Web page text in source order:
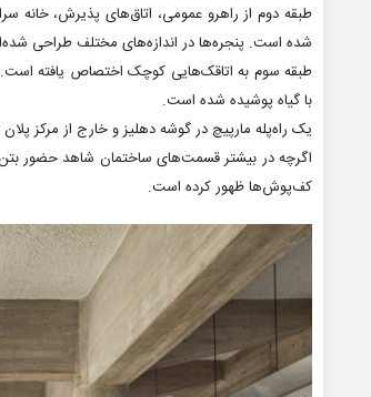
طبقه دوم از راهرو عمومی، اتاق‌های پذیرش، خانه
شده است. پنجره‌ها در اندازه‌های مختلف طراحی
طبقه سوم به اتاقک‌هایی کوچک اختصاص یافته است.
با گیاه پوشیده شده است.
یک راه‌پله مارپیچ در گوشه دهلیز و خارج از مرکز
اگرچه در بیشتر قسمت‌های ساختمان شاهد حضور بتن
کف‌پوش‌ها ظهور کرده است.